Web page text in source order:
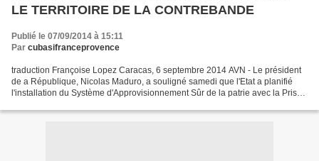
LE TERRITOIRE DE LA CONTREBANDE
Publié le 07/09/2014 à 15:11
Par cubasifranceprovence
traduction Françoise Lopez Caracas, 6 septembre 2014 AVN - Le président
de a République, Nicolas Maduro, a souligné samedi que l'Etat a planifié
l'installation du Système d'Approvisionnement Sûr de la patrie avec la Prise